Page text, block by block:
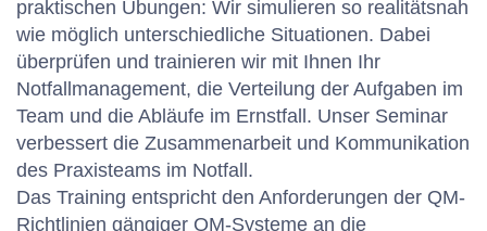
praktischen Übungen: Wir simulieren so realitätsnah
wie möglich unterschiedliche Situationen. Dabei
überprüfen und trainieren wir mit Ihnen Ihr
Notfallmanagement, die Verteilung der Aufgaben im
Team und die Abläufe im Ernstfall. Unser Seminar
verbessert die Zusammenarbeit und Kommunikation
des Praxisteams im Notfall.
Das Training entspricht den Anforderungen der QM-
Richtlinien gängiger QM-Systeme an die